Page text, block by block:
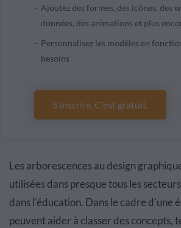
Ajoutez des formes, des icônes, des
données, des animations et plus
Personnalisez les modèles en
besoins
S'inscrire. C'est gratuit.
Les arborescences au design
utilisées dans presque tous les
dans l'éducation. Dans le cadre d'une
peuvent aider à classer des concepts,